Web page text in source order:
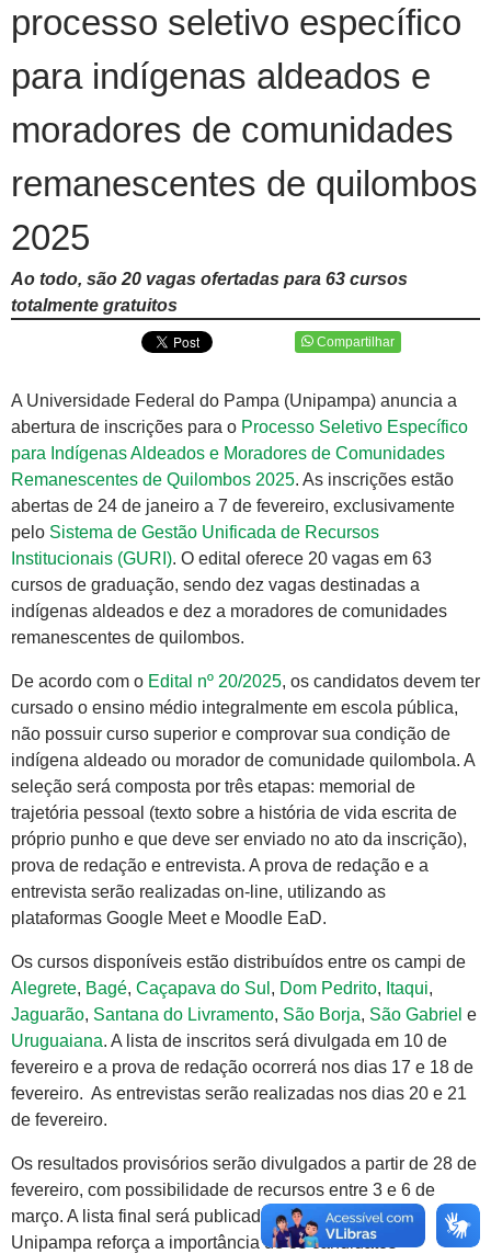
processo seletivo específico
para indígenas aldeados e
moradores de comunidades
remanescentes de quilombos
2025
Ao todo, são 20 vagas ofertadas para 63 cursos
totalmente gratuitos
Compartilhar
A Universidade Federal do Pampa (Unipampa) anuncia a
abertura de inscrições para o Processo Seletivo Específico
para Indígenas Aldeados e Moradores de Comunidades
Remanescentes de Quilombos 2025.​ As inscrições estão
abertas de 24 de janeiro a 7 de fevereiro, exclusivamente
pelo Sistema de Gestão Unificada de Recursos
Institucionais (GURI). O edital oferece 20 vagas em 63
cursos de graduação, sendo dez vagas destinadas a
indígenas aldeados e dez a moradores de comunidades
remanescentes de quilombos.
De acordo com o Edital nº 20/2025, os candidatos devem ter
cursado o ensino médio integralmente em escola pública,
não possuir curso superior e comprovar sua condição de
indígena aldeado ou morador de comunidade quilombola. A
seleção será composta por três etapas: memorial de
trajetória pessoal (texto sobre a história de vida escrita de
próprio punho e que deve ser enviado no ato da inscrição),
prova de redação e entrevista. A prova de redação e a
entrevista serão realizadas on-line, utilizando as
plataformas Google Meet e Moodle EaD.
Os cursos disponíveis estão distribuídos entre os campi de
Alegrete, Bagé, Caçapava do Sul , Dom Pedrito, Itaqui,
Jaguarão, Santana do Livramento, São Borja, São Gabriel e
Uruguaiana. A lista de inscritos será divulgada em 10 de
fevereiro e a prova de redação ocorrerá nos dias 17 e 18 de
fevereiro. ​ As entrevistas serão realizadas nos dias 20 e 21
de fevereiro. ​
Os resultados provisórios serão divulgados a partir de 28 de
fevereiro, com possibilidade de recursos entre 3 e 6 de
março. A lista final será publicada em 7 de março. A
Unipampa reforça a importância de os candidatos